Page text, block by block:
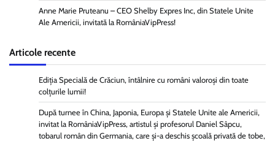
Anne Marie Pruteanu – CEO Shelby Expres Inc, din Statele Unite
Ale Americii, invitată la RomâniaVipPress!
Articole recente
Ediția Specială de Crăciun, întâlnire cu români valoroși din toate
colțurile lumii!
După turnee în China, Japonia, Europa și Statele Unite ale Americii,
invitat la RomâniaVipPress, artistul și profesorul Daniel Sâpcu,
tobarul român din Germania, care și-a deschis școală privată de tobe,